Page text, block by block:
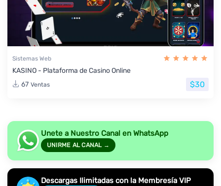
Sistemas Web
KASINO - Plataforma de Casino Online
67 Ventas $30
Unete a Nuestro Canal en WhatsApp
UNIRME AL CANAL →
Descargas Ilimitadas con la Membresía VIP